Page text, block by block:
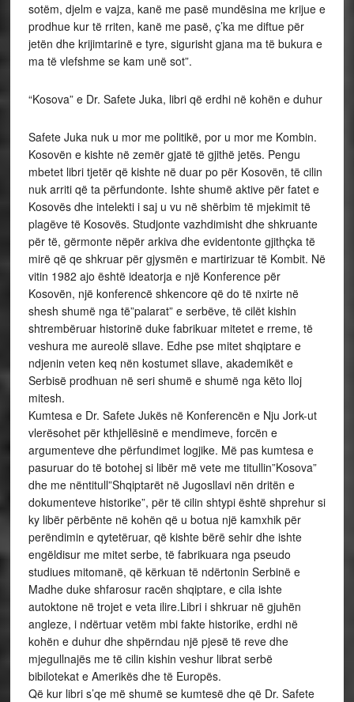
sotëm, djelm e vajza, kanë me pasë mundësina me krijue e
prodhue kur të rriten, kanë me pasë, ç’ka me diftue për
jetën dhe krijimtarinë e tyre, sigurisht gjana ma të bukura e
ma të vlefshme se kam unë sot”.
“Kosova” e Dr. Safete Juka, libri që erdhi në kohën e duhur
Safete Juka nuk u mor me politikë, por u mor me Kombin.
Kosovën e kishte në zemër gjatë të gjithë jetës. Pengu
mbetet libri tjetër që kishte në duar po për Kosovën, të cilin
nuk arriti që ta përfundonte. Ishte shumë aktive për fatet e
Kosovës dhe intelekti i saj u vu në shërbim të mjekimit të
plagëve të Kosovës. Studjonte vazhdimisht dhe shkruante
për të, gërmonte nëpër arkiva dhe evidentonte gjithçka të
mirë që qe shkruar për gjysmën e martirizuar të Kombit. Në
vitin 1982 ajo është ideatorja e një Konference për
Kosovën, një konferencë shkencore që do të nxirte në
shesh shumë nga të”palarat” e serbëve, të cilët kishin
shtrembëruar historinë duke fabrikuar mitetet e rreme, të
veshura me aureolë sllave. Edhe pse mitet shqiptare e
ndjenin veten keq nën kostumet sllave, akademikët e
Serbisë prodhuan në seri shumë e shumë nga këto lloj
mitesh.
Kumtesa e Dr. Safete Jukës në Konferencën e Nju Jork-ut
vlerësohet për kthjellësinë e mendimeve, forcën e
argumenteve dhe përfundimet logjike. Më pas kumtesa e
pasuruar do të botohej si libër më vete me titullin”Kosova”
dhe me nëntitull”Shqiptarët në Jugosllavi nën dritën e
dokumenteve historike”, për të cilin shtypi është shprehur si
ky libër përbënte në kohën që u botua një kamxhik për
perëndimin e qytetëruar, që kishte bërë sehir dhe ishte
engëldisur me mitet serbe, të fabrikuara nga pseudo
studiues mitomanë, që kërkuan të ndërtonin Serbinë e
Madhe duke shfarosur racën shqiptare, e cila ishte
autoktone në trojet e veta ilire.Libri i shkruar në gjuhën
angleze, i ndërtuar vetëm mbi fakte historike, erdhi në
kohën e duhur dhe shpërndau një pjesë të reve dhe
mjegullnajës me të cilin kishin veshur librat serbë
bibilotekat e Amerikës dhe të Europës.
Që kur libri s’qe më shumë se kumtesë dhe që Dr. Safete